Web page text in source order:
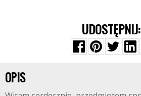
UDOSTĘPNIJ:
OPIS